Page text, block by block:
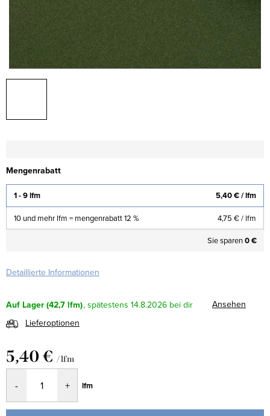
Mengenrabatt
1 - 9 lfm 5,40 €/ lfm
10 und mehr lfm = mengenrabatt 12 % 4,75 €/ lfm
Sie sparen0 €
Detaillierte Informationen
Auf Lager (42,7 lfm) 14.8.2026
Ansehen
Lieferoptionen
5,40 € / lfm
lfm